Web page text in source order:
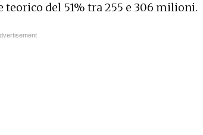
del 51% tra 255 e 306 milioni.